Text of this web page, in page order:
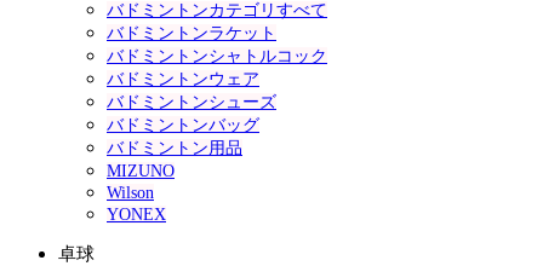
バドミントンカテゴリすべて
バドミントンラケット
バドミントンシャトルコック
バドミントンウェア
バドミントンシューズ
バドミントンバッグ
バドミントン用品
MIZUNO
Wilson
YONEX
卓球